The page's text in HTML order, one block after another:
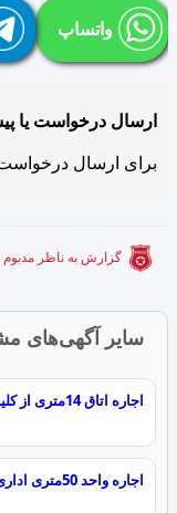
واتساپ
ارسال درخواست یا
برای ارسال درخواست
گزارش به ناظر مدبوم
سایر آگهی‌های
اجاره اتاق 14متری از کلینیک زیبایی در سنندج
اجاره واحد 50متری اداری مناسب مطب در مولوی سنندج